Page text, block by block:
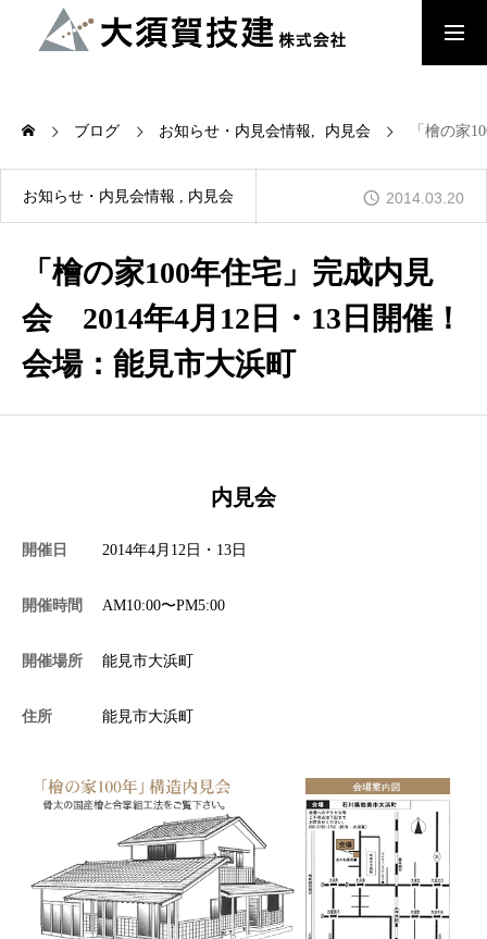
檜の家
木来 -Kikuru- 中大規模木造建築
会社概要
施工事例
お問い合わせ
プライバシーポリシー
ブログ お知らせ・内見会情報 内見会 「檜の家
お知らせ・内見会情報 内見会 2014.03.20
「檜の家100年住宅」完成内見
会 2014年4月12日・13日開催！
会場：能見市大浜町
内見会
開催日 2014年4月12日・13日
開催時間 AM10:00〜PM5:00
開催場所 能見市大浜町
住所 能見市大浜町